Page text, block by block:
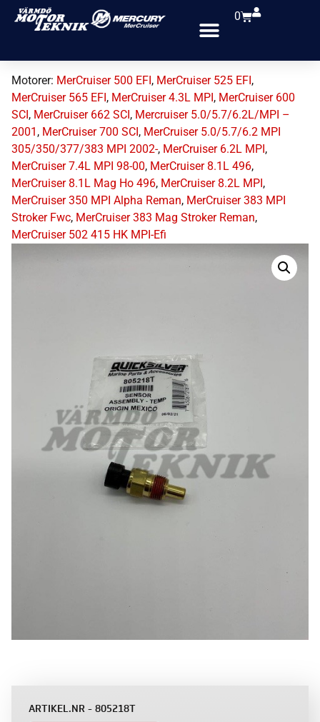
0
Motorer: MerCruiser 500 EFI, MerCruiser 525 EFI,
MerCruiser 565 EFI, MerCruiser 4.3L MPI, MerCruiser 600
SCI, MerCruiser 662 SCI, Mercruiser 5.0/5.7/6.2L/MPI –
2001 , MerCruiser 700 SCI, MerCruiser 5.0/5.7/6.2 MPI
305/350/377/383 MPI 2002-, MerCruiser 6.2L MPI,
MerCruiser 7.4L MPI 98-00, MerCruiser 8.1L 496,
MerCruiser 8.1L Mag Ho 496, MerCruiser 8.2L MPI,
MerCruiser 350 MPI Alpha Reman, MerCruiser 383 MPI
Stroker Fwc, MerCruiser 383 Mag Stroker Reman,
MerCruiser 502 415 HK MPI-Efi
ARTIKEL.NR - 805218T